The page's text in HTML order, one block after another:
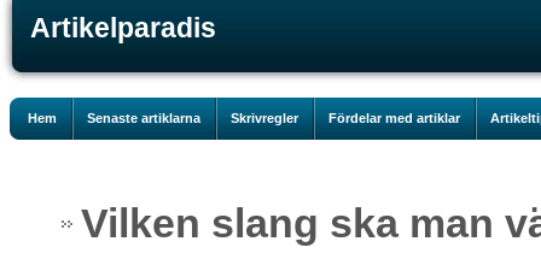
Artikelparadis
Hem Senaste artiklarna Skrivregler Fördelar med artiklar
Vilken slang ska man